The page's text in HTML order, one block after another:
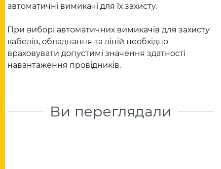
автоматичні вимикачі для їх захисту.
При виборі автоматичних вимикачів для захисту
кабелів, обладнання та ліній необхідно
враховувати допустимі значення здатності
навантаження провідників.
Ви переглядали